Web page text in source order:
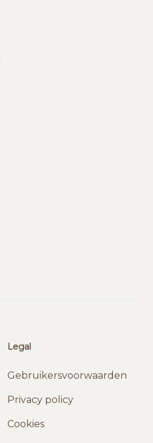
Legal
Gebruikersvoorwaarden
Privacy policy
Cookies